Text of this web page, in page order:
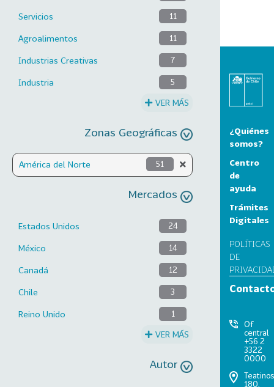
Servicios 11
Agroalimentos 11
Industrias Creativas 7
Industria 5
VER MÁS
Zonas Geográficas
América del Norte 51
Mercados
Estados Unidos 24
México 14
Canadá 12
Chile 3
Reino Unido 1
VER MÁS
Autor
¿Quiénes
somos?
Centro
de
ayuda
Trámites
Digitales
POLÍTICAS
DE
Of
central
+56 2
3322
0000
Teatinos
180,